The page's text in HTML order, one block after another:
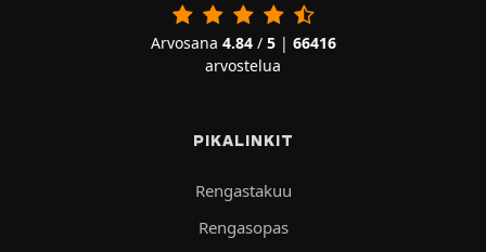
Arvosana 4.84/ 5| 66416
arvostelua
PIKALINKIT
Rengastakuu
Rengasopas